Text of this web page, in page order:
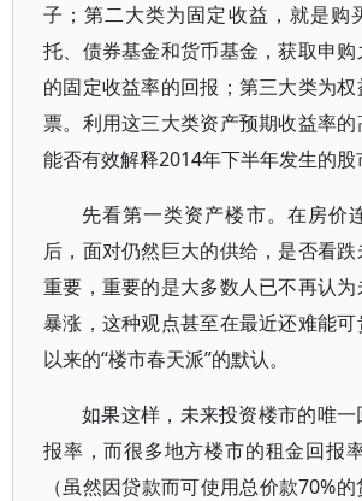
子；第二大类为固定收益，就是购
托、债券基金和货币基金，获取申
的固定收益率的回报；第三大类为
票。利用这三大类资产预期收益率
能否有效解释2014年下半年发生的股
先看第一类资产楼市。在房价
后，面对仍然巨大的供给，是否看
重要，重要的是大多数人已不再认
暴涨，这种观点甚至在最近还难能
以来的“楼市春天派”的默认。
如果这样，未来投资楼市的唯
报率，而很多地方楼市的租金回报
（虽然因贷款而可使用总价款70%